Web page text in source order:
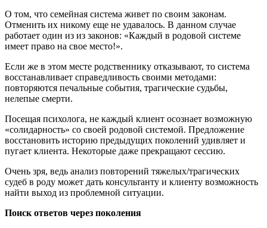
О том, что семейная система живет по своим законам.
Отменить их никому еще не удавалось. В данном случае
работает один из из законов: «Каждый в родовой системе
имеет право на свое место!».
Если же в этом месте родственнику отказывают, то система
восстанавливает справедливость своими методами:
повторяются печальные события, трагические судьбы,
нелепые смерти.
Посещая психолога, не каждый клиент осознает возможную
«солидарность» со своей родовой системой. Предложение
восстановить историю предыдущих поколений удивляет и
пугает клиента. Некоторые даже прекращают сессию.
Очень зря, ведь анализ повторений тяжелых/трагических
судеб в роду может дать консультанту и клиенту возможность
найти выход из проблемной ситуации.
Поиск ответов через поколения